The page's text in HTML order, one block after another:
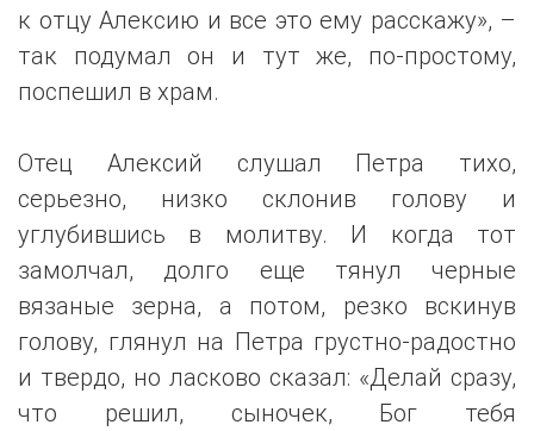
к отцу Алексию и все это ему расскажу», –
так подумал он и тут же, по-простому,
поспешил в храм.
Отец Алексий слушал Петра тихо,
серьезно, низко склонив голову и
углубившись в молитву. И когда тот
замолчал, долго еще тянул черные
вязаные зерна, а потом, резко вскинув
голову, глянул на Петра грустно-радостно
и твердо, но ласково сказал: «Делай сразу,
что решил, сыночек, Бог тебя